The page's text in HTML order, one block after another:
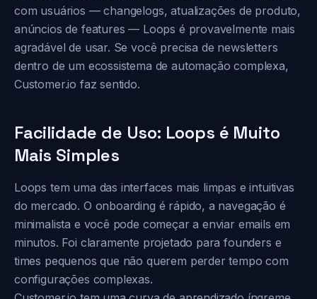
com usuários — changelogs, atualizações de produto,
anúncios de features — Loops é provavelmente mais
agradável de usar. Se você precisa de newsletters
dentro de um ecossistema de automação complexa,
Customer.io faz sentido.
Facilidade de Uso: Loops é Muito
Mais Simples
Loops tem uma das interfaces mais limpas e intuitivas
do mercado. O onboarding é rápido, a navegação é
minimalista e você pode começar a enviar emails em
minutos. Foi claramente projetado para founders e
times pequenos que não querem perder tempo com
configurações complexas.